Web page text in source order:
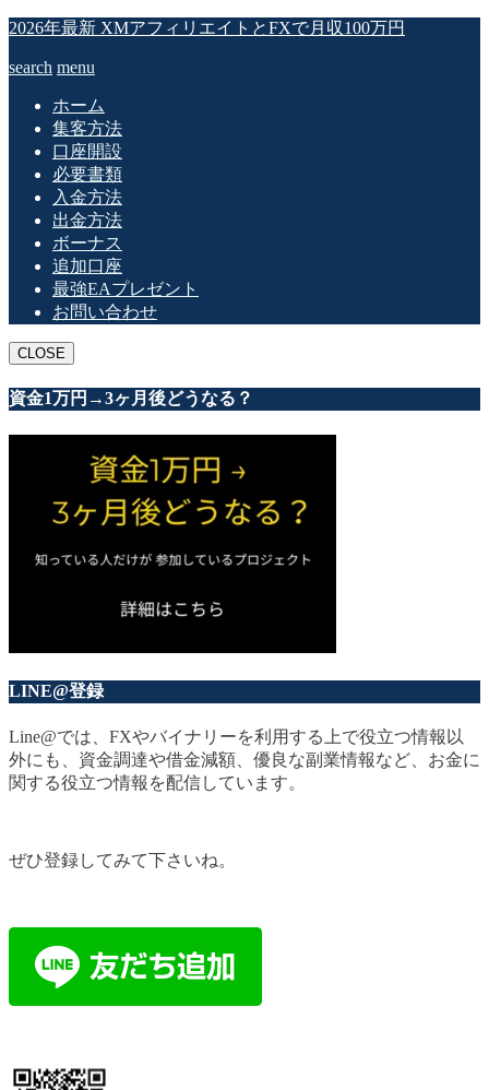
2026年最新 XMアフィリエイトとFXで月収100万円
search menu
ホーム
集客方法
口座開設
必要書類
入金方法
出金方法
ボーナス
追加口座
最強EAプレゼント
お問い合わせ
CLOSE
資金1万円→3ヶ月後どうなる？
LINE@登録
Line@では、FXやバイナリーを利用する上で役立つ情報以
外にも、資金調達や借金減額、優良な副業情報など、お金に
関する役立つ情報を配信しています。
ぜひ登録してみて下さいね。